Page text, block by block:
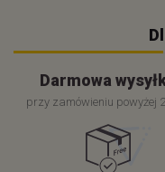
Darmowa
przy zamówieniu powyżej